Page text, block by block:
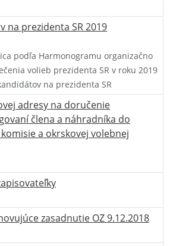
na prezidenta SR 2019
podľa Harmonogramu organizačno
volieb prezidenta SR v roku 2019
na prezidenta SR
adresy na doručenie
člena a náhradníka do
a okrskovej volebnej
zasadnutie OZ 9.12.2018